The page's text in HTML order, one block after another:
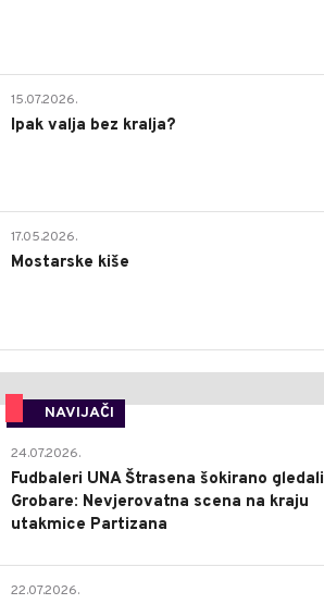
15.07.2026.
Ipak valja bez kralja?
17.05.2026.
Mostarske kiše
NAVIJAČI
24.07.2026.
Fudbaleri UNA Štrasena šokirano gledali
Grobare: Nevjerovatna scena na kraju
utakmice Partizana
22.07.2026.